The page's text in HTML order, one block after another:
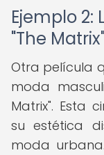
Ejemplo
"The
Otra película
moda
Matrix". Esta
su estética
moda